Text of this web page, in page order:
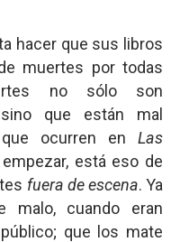
hacer que sus libros
muertes por todas
no sólo son
que están mal
que ocurren enLas
empezar, está eso de
fuera de escena. Ya
malo, cuando eran
que los mate